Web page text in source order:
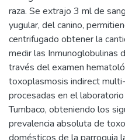
raza. Se extrajo 3 ml de
yugular, del canino,
centrifugado obtener la
medir las Inmunoglobulinas
través del examen
toxoplasmosis indirect
procesadas en el
Tumbaco, obteniendo los
prevalencia absoluta de